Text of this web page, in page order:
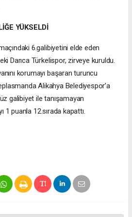
YÜKSELDİ
6.galibiyetini elde eden
Darıca Türkelispor, zirveye kuruldu.
korumayı başaran turuncu
Alikahya Belediyespor’a
galibiyet ile tanışamayan
puanla 12.sırada kapattı.